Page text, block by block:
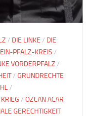
/ DIE LINKE / DIE
PFALZ-KREIS /
VORDERPFALZ /
/ GRUNDRECHTE
/
KRIEG / ÖZCAN ACAR
GERECHTIGKEIT